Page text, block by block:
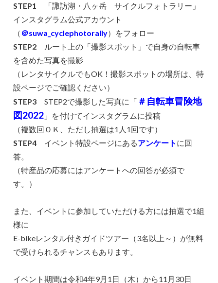
STEP1 「諏訪湖・八ヶ岳 サイクルフォトラリー」
インスタグラム公式アカウント
（ ＠suwa_cyclephotorally）をフォロー
STEP2 ルート上の「撮影スポット」で自身の自転車
を含めた写真を撮影
（レンタサイクルでもOK！撮影スポットの場所は、特
設ページでご確認ください）
STEP3 STEP2で撮影した写真に「 ＃自転車冒険地
図2022 」を付けてインスタグラムに投稿
（複数回ＯＫ、ただし抽選は1人1回です）
STEP4 イベント特設ページにあるアンケート に回
答。
（特産品の応募にはアンケートへの回答が必須で
す。）
また、イベントに参加していただける方には抽選で1組
様に
E-bikeレンタル付きガイドツアー（3名以上～）が無料
で受けられるチャンスもあります。
イベント期間は令和4年9月1日（木）から11月30日